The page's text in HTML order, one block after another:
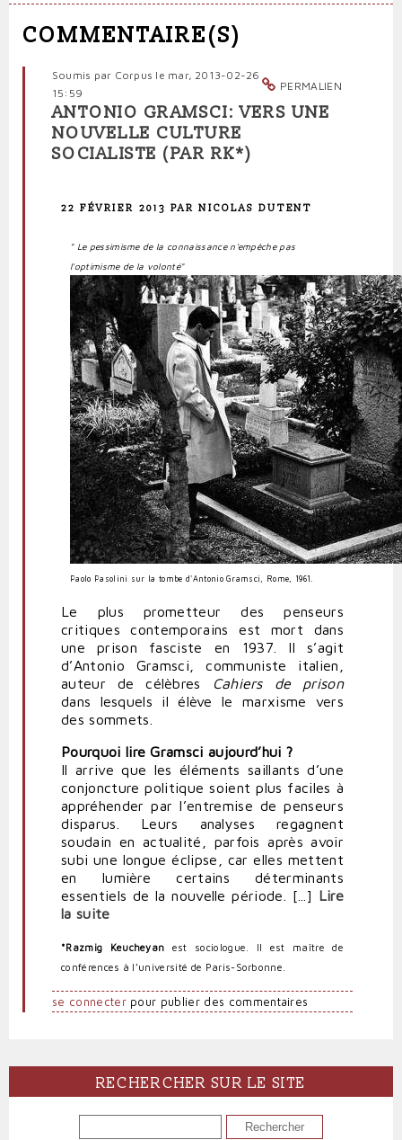
COMMENTAIRE(S)
PERMALIEN
Soumis par Corpus le mar, 2013-02-26
15:59
ANTONIO GRAMSCI: VERS UNE
NOUVELLE CULTURE
SOCIALISTE (PAR RK*)
22 FÉVRIER 2013 PARNICOLAS DUTENT
" Le pessimisme de la connaissance n'empêche pas
l'optimisme de la volonté"
Paolo Pasolini sur la tombe d'Antonio Gramsci, Rome, 1961.
Le plus prometteur des penseurs
critiques contemporains est mort dans
une prison fasciste en 1937. Il s’agit
d’Antonio Gramsci, communiste italien,
auteur de célèbres
Cahiers de prison
dans lesquels il élève le marxisme vers
des sommets.
Pourquoi lire Gramsci aujourd’hui ?
Il arrive que les éléments saillants d’une
conjoncture politique soient plus faciles à
appréhender par l’entremise de penseurs
disparus. Leurs analyses regagnent
soudain en actualité, parfois après avoir
subi une longue éclipse, car elles mettent
en lumière certains déterminants
essentiels de la nouvelle période. [...] Lire
la suite
*Razmig Keucheyan est sociologue. Il est maître de
conférences à l’université de Paris-Sorbonne.
se connecterpour publier des commentaires
RECHERCHER SUR LE SITE
RECHERCHER